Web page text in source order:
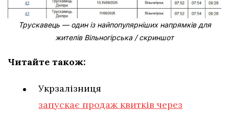
Трускавець — один із найпопулярніших напрямків для
жителів Вільногірська / скриншот
Читайте також:
Укрзалізниця
запускає продаж квитків через